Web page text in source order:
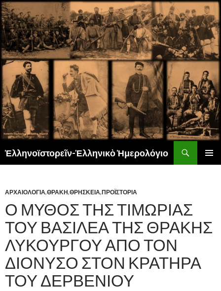
Ἑλληνοϊστορεῖν-Ἑλληνικὸ Ἡμερολόγιο
ΑΡΧΑΙΟΛΟΓΙΑ,ΘΡΑΚΗ,ΘΡΗΣΚΕΙΑ,ΠΡΟΪΣΤΟΡΙΑ
Ο ΜΥΘΟΣ ΤΗΣ ΤΙΜΩΡΙΑΣ
ΤΟΥ ΒΑΣΙΛΕΑ ΤΗΣ ΘΡΑΚΗΣ
ΛΥΚΟΥΡΓΟΥ ΑΠΟ ΤΟΝ
ΔΙΟΝΥΣΟ ΣΤΟΝ ΚΡΑΤΗΡΑ
ΤΟΥ ΔΕΡΒΕΝΙΟΥ